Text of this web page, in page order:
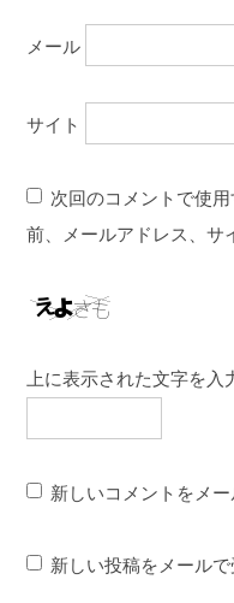
メール
サイト
次回のコメントで使
前、メールアドレス、サ
上に表示された文字を入
新しいコメントをメ
新しい投稿をメールで